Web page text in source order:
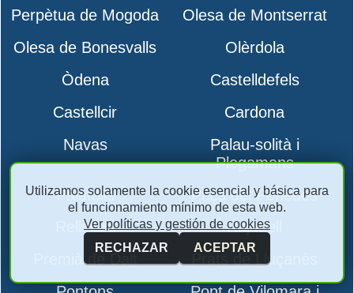
Perpètua de Mogoda
Olesa de Montserrat
Olesa de Bonesvalls
Olèrdola
Òdena
Castelldefels
Castellcir
Cardona
Navas
Palau-solità i
Plegamans
Palafolls
Pacs del Penedès
Rellinars
Rajadell
Premià de Dalt
Prats de Lluçanès
Utilizamos solamente la cookie esencial y básica para
el funcionamiento mínimo de esta web.
Ver políticas y gestión de cookies
RECHAZAR
ACEPTAR